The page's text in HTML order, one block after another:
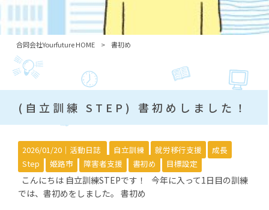
合同会社Yourfuture HOME > 書初め
(自立訓練 STEP) 書初めしました！
2026/01/20｜ 活動日誌 自立訓練 就労移行支援
成長
Step
姫路市 障害者支援 書初め 目標設定
こんにちは 自立訓練STEPです！ 今年に入って1日目の訓練
では、書初めをしました。 書初め